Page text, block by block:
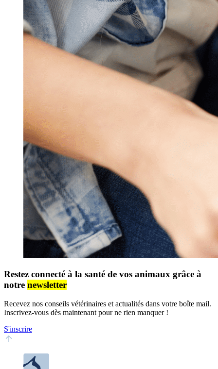
Restez connecté à la santé de vos animaux grâce à
notre newsletter
Recevez nos conseils vétérinaires et actualités dans votre boîte mail.
Inscrivez-vous dès maintenant pour ne rien manquer !
S'inscrire